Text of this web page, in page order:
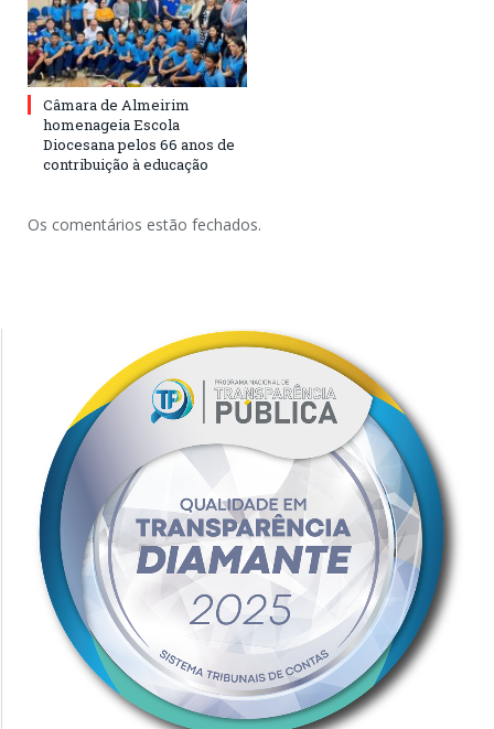
Câmara de Almeirim
homenageia Escola
Diocesana pelos 66 anos de
contribuição à educação
Os comentários estão fechados.